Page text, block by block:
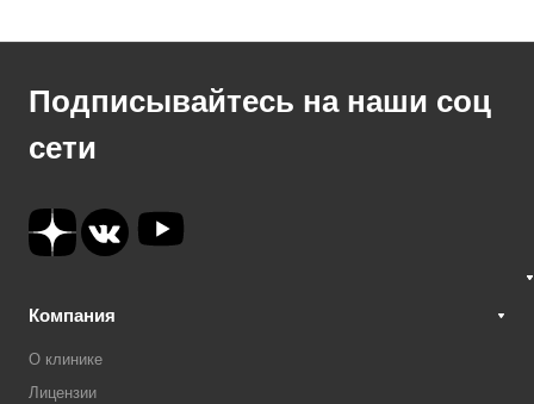
Подписывайтесь на наши соц
сети
Компания
О клинике
Лицензии